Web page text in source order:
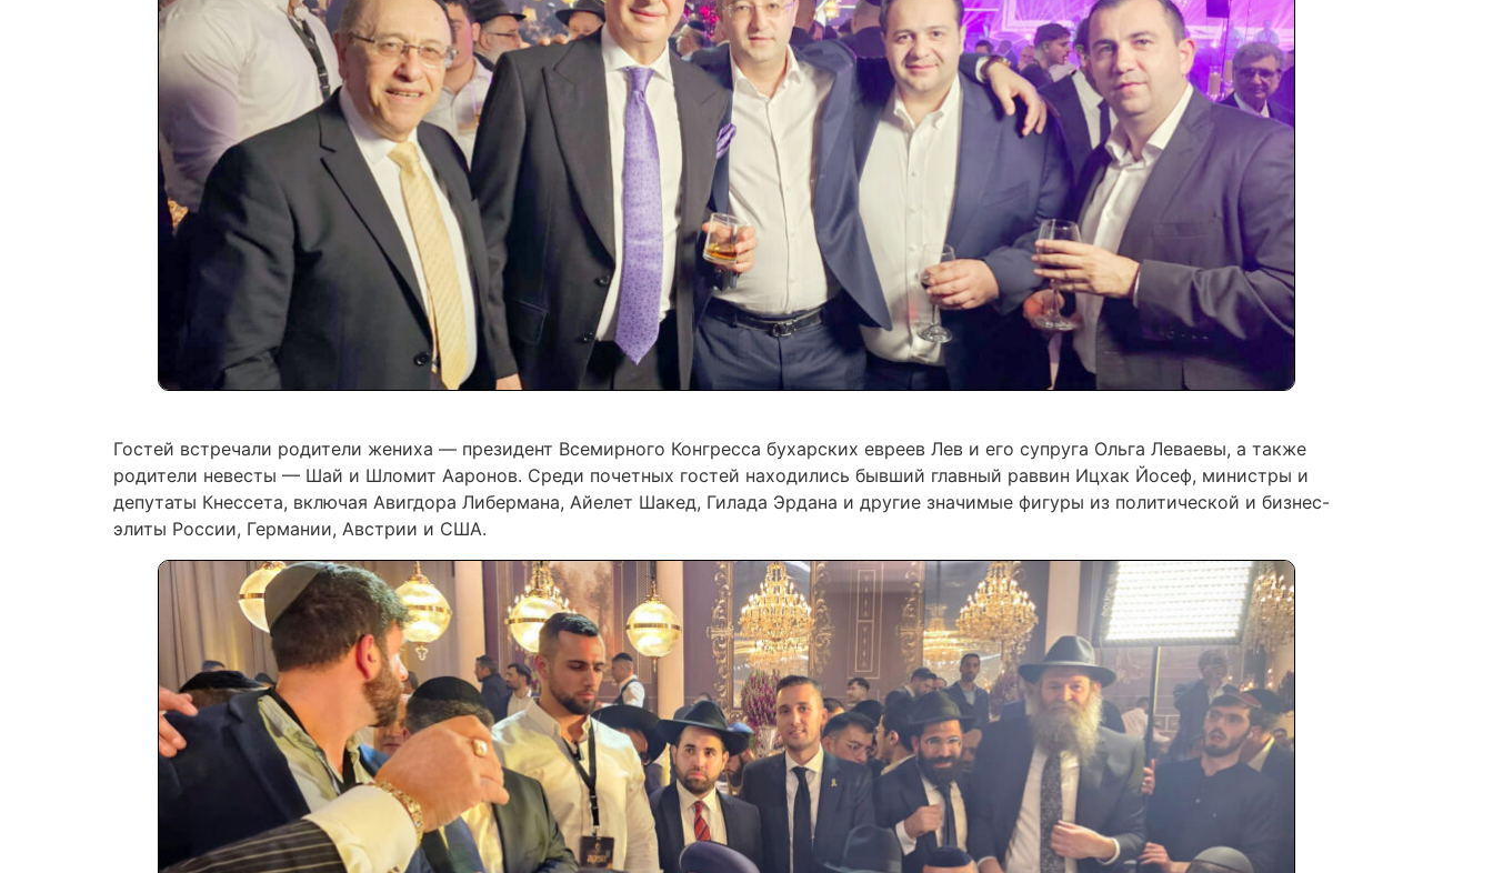
Гостей встречали родители жениха — президент Всемирного Конгресса бухарских евреев Лев и его супруга Ольга Леваевы, а также
родители невесты — Шай и Шломит Ааронов. Среди почетных гостей находились бывший главный раввин Ицхак Йосеф, министры и
депутаты Кнессета, включая Авигдора Либермана, Айелет Шакед, Гилада Эрдана и другие значимые фигуры из политической и бизнес-
элиты России, Германии, Австрии и США.